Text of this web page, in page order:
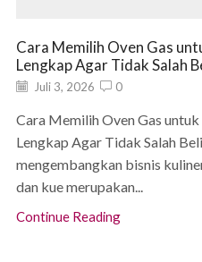
Cara Memilih Oven Gas
Lengkap Agar Tidak Salah
Juli 3, 2026 0
Cara Memilih Oven Gas
Lengkap Agar Tidak Salah
mengembangkan bisnis
dan kue merupakan...
Continue Reading